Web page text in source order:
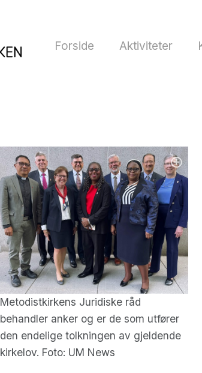
Forside Aktiviteter
Metodistkirkens Juridiske råd
behandler anker og er de som utfører
den endelige tolkningen av gjeldende
kirkelov. Foto: UM News